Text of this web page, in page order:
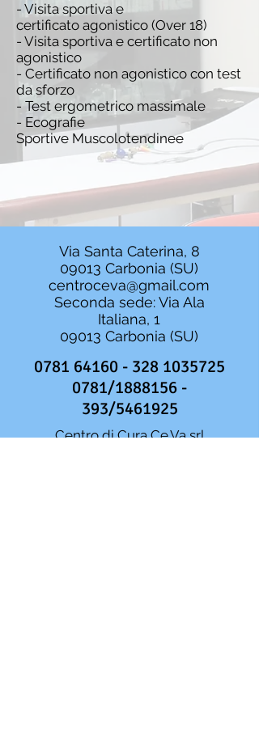
- Visita sportiva e
certificato agonistico (Over 18)
- Visita sportiva e certificato non
agonistico
- Certificato non agonistico con test
da sforzo
- Test ergometrico massimale
- Ecografie
Sportive Muscolotendinee
Via Santa Caterina, 8
09013 Carbonia (SU)
centroceva@gmail.com
Seconda sede: Via Ala
Italiana, 1
09013 Carbonia (SU)
0781 64160 - 328 1035725
0781/1888156 -
393/5461925
Centro di Cura Ce.Va srl